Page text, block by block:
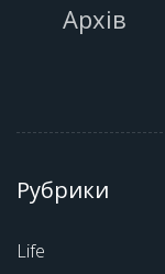
Архів
Рубрики
Life